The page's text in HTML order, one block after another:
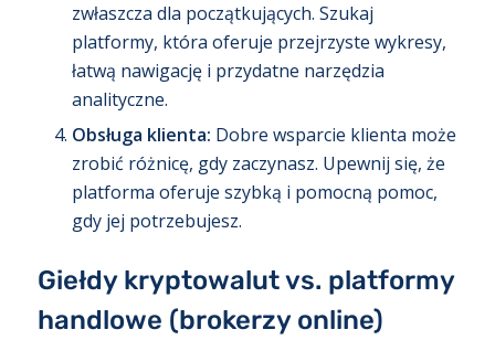
zwłaszcza dla początkujących. Szukaj
platformy, która oferuje przejrzyste wykresy,
łatwą nawigację i przydatne narzędzia
analityczne.
Obsługa klienta: Dobre wsparcie klienta może
zrobić różnicę, gdy zaczynasz. Upewnij się, że
platforma oferuje szybką i pomocną pomoc,
gdy jej potrzebujesz.
Giełdy kryptowalut vs. platformy
handlowe (brokerzy online)